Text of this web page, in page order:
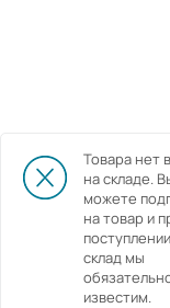
Товара нет
на складе.
можете
на товар и
склад мы
известим.